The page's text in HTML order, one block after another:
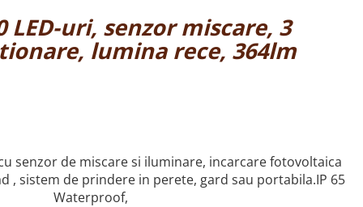
LED-uri, senzor miscare, 3
lumina rece, 364lm
senzor de miscare si iluminare, incarcare fotovoltaica
, sistem de prindere in perete, gard sau portabila.IP 65
Waterproof,